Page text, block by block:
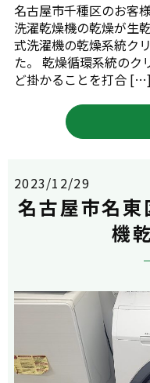
名古屋市千種区のお客
洗濯乾燥機の乾燥が生
式洗濯機の乾燥系統ク
た。 乾燥循環系統のク
ど掛かることを打合 […]
2023/12/29
名古屋市名
機